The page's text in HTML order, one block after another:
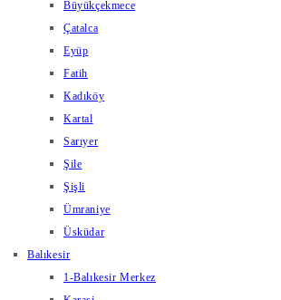
Büyükçekmece
Çatalca
Eyüp
Fatih
Kadıköy
Kartal
Sarıyer
Şile
Şişli
Ümraniye
Üsküdar
Balıkesir
1-Balıkesir Merkez